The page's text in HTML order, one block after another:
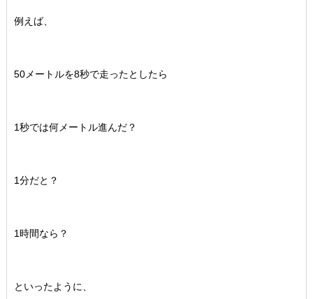
例えば、
50メートルを8秒で走ったとしたら
1秒では何メートル進んだ？
1分だと？
1時間なら？
といったように、